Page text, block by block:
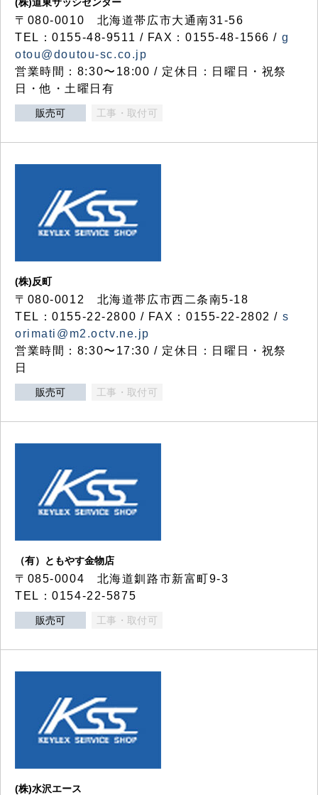
〒080-0010 北海道帯広市大通南31-56
TEL：0155-48-9511 / FAX：0155-48-1566 / g
otou@doutou-sc.co.jp
営業時間：8:30〜18:00 / 定休日：日曜日・祝祭
日・他・土曜日有
販売可 工事・取付可
(株)反町
〒080-0012 北海道帯広市西二条南5-18
TEL：0155-22-2800 / FAX：0155-22-2802 / s
orimati@m2.octv.ne.jp
営業時間：8:30〜17:30 / 定休日：日曜日・祝祭
日
販売可 工事・取付可
（有）ともやす金物店
〒085-0004 北海道釧路市新富町9-3
TEL：0154-22-5875
販売可 工事・取付可
(株)水沢エース